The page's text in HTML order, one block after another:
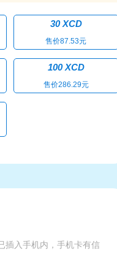
30 XCD
售价87.53元
100 XCD
售价286.29元
插入手机内，手机卡有信